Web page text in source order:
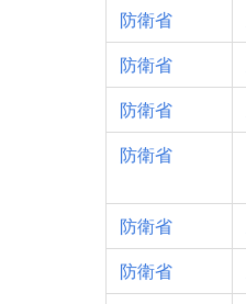
防衛省
防衛省
防衛省
防衛省
防衛省
防衛省